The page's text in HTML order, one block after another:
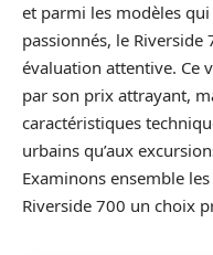
et parmi les modèles
passionnés, le
évaluation attentive. Ce
par son prix attrayant,
caractéristiques
urbains qu’aux
Examinons ensemble
Riverside 700 un choix